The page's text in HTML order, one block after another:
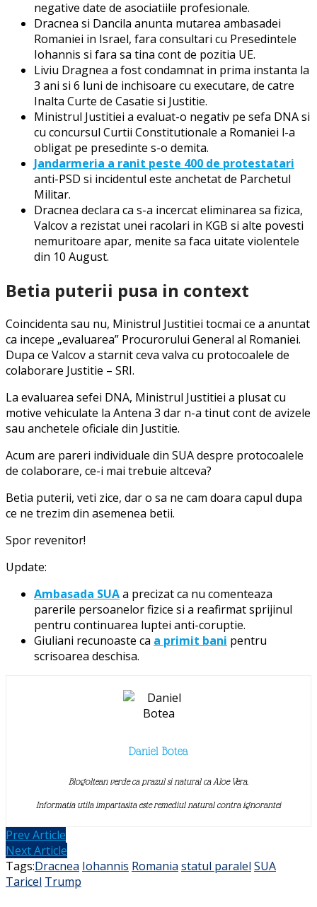
negative date de asociatiile profesionale.
Dracnea si Dancila anunta mutarea ambasadei
Romaniei in Israel, fara consultari cu Presedintele
Iohannis si fara sa tina cont de pozitia UE.
Liviu Dragnea a fost condamnat in prima instanta la
3 ani si 6 luni de inchisoare cu executare, de catre
Inalta Curte de Casatie si Justitie.
Ministrul Justitiei a evaluat-o negativ pe sefa DNA si
cu concursul Curtii Constitutionale a Romaniei l-a
obligat pe presedinte s-o demita.
Jandarmeria a ranit peste 400 de protestatari
anti-PSD si incidentul este anchetat de Parchetul
Militar.
Dracnea declara ca s-a incercat eliminarea sa fizica,
Valcov a rezistat unei racolari in KGB si alte povesti
nemuritoare apar, menite sa faca uitate violentele
din 10 August.
Betia puterii pusa in context
Coincidenta sau nu, Ministrul Justitiei tocmai ce a anuntat
ca incepe „evaluarea” Procurorului General al Romaniei.
Dupa ce Valcov a starnit ceva valva cu protocoalele de
colaborare Justitie – SRI.
La evaluarea sefei DNA, Ministrul Justitiei a plusat cu
motive vehiculate la Antena 3 dar n-a tinut cont de avizele
sau anchetele oficiale din Justitie.
Acum are pareri individuale din SUA despre protocoalele
de colaborare, ce-i mai trebuie altceva?
Betia puterii, veti zice, dar o sa ne cam doara capul dupa
ce ne trezim din asemenea betii.
Spor revenitor!
Update:
Ambasada SUAa precizat ca nu comenteaza
parerile persoanelor fizice si a reafirmat sprijinul
pentru continuarea luptei anti-coruptie.
Giuliani recunoaste ca a primit bani pentru
scrisoarea deschisa.
Daniel Botea
Blogoltean verde ca prazul si natural ca Aloe Vera.
Informatia utila impartasita este remediul natural contra ignorantei
Prev Article
Next Article
Tags:Dracnea Iohannis Romania statul paralel SUA
Taricel Trump